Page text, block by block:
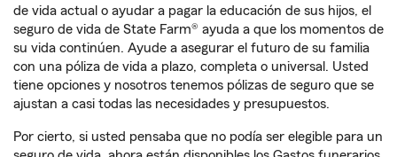
de vida actual o ayudar a pagar la educación de sus hijos, el
seguro de vida de State Farm® ayuda a que los momentos de
su vida continúen. Ayude a asegurar el futuro de su familia
con una póliza de vida a plazo, completa o universal. Usted
tiene opciones y nosotros tenemos pólizas de seguro que se
ajustan a casi todas las necesidades y presupuestos.
Por cierto, si usted pensaba que no podía ser elegible para un